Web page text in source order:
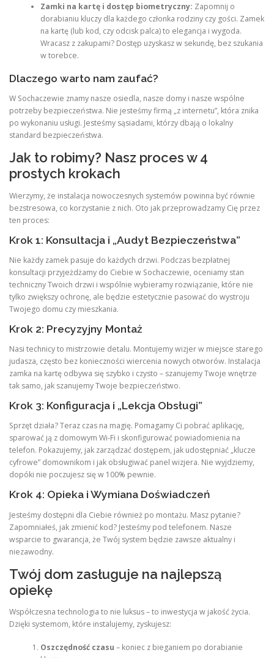
Zamki na kartę i dostęp biometryczny: Zapomnij o
dorabianiu kluczy dla każdego członka rodziny czy gości. Zamek
na kartę (lub kod, czy odcisk palca) to elegancja i wygoda.
Wracasz z zakupami? Dostęp uzyskasz w sekundę, bez szukania
w torebce.
Dlaczego warto nam zaufać?
W Sochaczewie znamy nasze osiedla, nasze domy i nasze wspólne
potrzeby bezpieczeństwa. Nie jesteśmy firmą „z internetu”, która znika
po wykonaniu usługi. Jesteśmy sąsiadami, którzy dbają o lokalny
standard bezpieczeństwa.
Jak to robimy? Nasz proces w 4
prostych krokach
Wierzymy, że instalacja nowoczesnych systemów powinna być równie
bezstresowa, co korzystanie z nich. Oto jak przeprowadzamy Cię przez
ten proces:
Krok 1: Konsultacja i „Audyt Bezpieczeństwa”
Nie każdy zamek pasuje do każdych drzwi. Podczas bezpłatnej
konsultacji przyjeżdżamy do Ciebie w Sochaczewie, oceniamy stan
techniczny Twoich drzwi i wspólnie wybieramy rozwiązanie, które nie
tylko zwiększy ochronę, ale będzie estetycznie pasować do wystroju
Twojego domu czy mieszkania.
Krok 2: Precyzyjny Montaż
Nasi technicy to mistrzowie detalu. Montujemy wizjer w miejsce starego
judasza, często bez konieczności wiercenia nowych otworów. Instalacja
zamka na kartę odbywa się szybko i czysto – szanujemy Twoje wnętrze
tak samo, jak szanujemy Twoje bezpieczeństwo.
Krok 3: Konfiguracja i „Lekcja Obsługi”
Sprzęt działa? Teraz czas na magię. Pomagamy Ci pobrać aplikację,
sparować ją z domowym Wi-Fi i skonfigurować powiadomienia na
telefon. Pokazujemy, jak zarządzać dostępem, jak udostępniać „klucze
cyfrowe” domownikom i jak obsługiwać panel wizjera. Nie wyjdziemy,
dopóki nie poczujesz się w 100% pewnie.
Krok 4: Opieka i Wymiana Doświadczeń
Jesteśmy dostępni dla Ciebie również po montażu. Masz pytanie?
Zapomniałeś, jak zmienić kod? Jesteśmy pod telefonem. Nasze
wsparcie to gwarancja, że Twój system będzie zawsze aktualny i
niezawodny.
Twój dom zasługuje na najlepszą
opiekę
Współczesna technologia to nie luksus – to inwestycja w jakość życia.
Dzięki systemom, które instalujemy, zyskujesz:
Oszczędność czasu – koniec z bieganiem po dorabianie